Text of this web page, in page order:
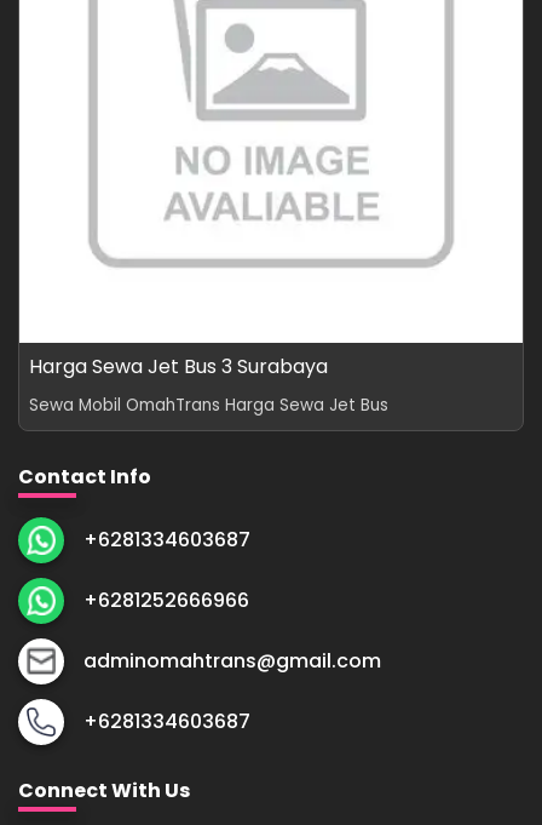
Harga Sewa Jet Bus 3 Surabaya
Sewa Mobil OmahTrans Harga Sewa Jet Bus
Contact Info
+6281334603687
+6281252666966
adminomahtrans@gmail.com
+6281334603687
Connect With Us